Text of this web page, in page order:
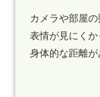
カメラや部屋
表情が見にくか
身体的な距離が